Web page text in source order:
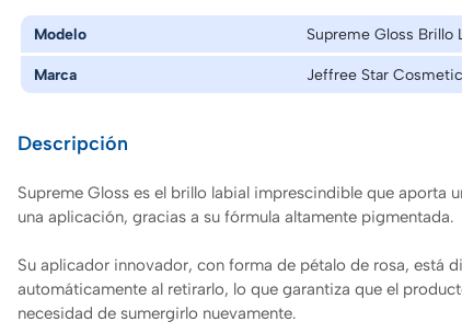
Modelo Supreme Gloss Brillo
Marca Jeffree Star
Descripción
Supreme Gloss es el brillo labial imprescindible que aporta
una aplicación, gracias a su fórmula altamente pigmentada.
Su aplicador innovador, con forma de pétalo de rosa, está
automáticamente al retirarlo, lo que garantiza que el
necesidad de sumergirlo nuevamente.